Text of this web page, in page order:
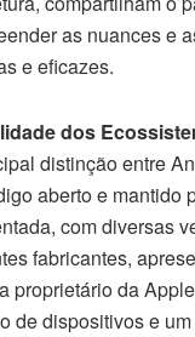
as nuances e
e eficazes.
dos
distinção entre
aberto e mantido
com diversas
fabricantes,
proprietário da
de dispositivos e